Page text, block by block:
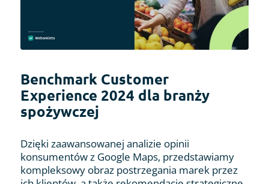
Benchmark Customer
Experience 2024 dla branży
spożywczej
Dzięki zaawansowanej analizie opinii
konsumentów z Google Maps, przedstawiamy
kompleksowy obraz postrzegania marek przez